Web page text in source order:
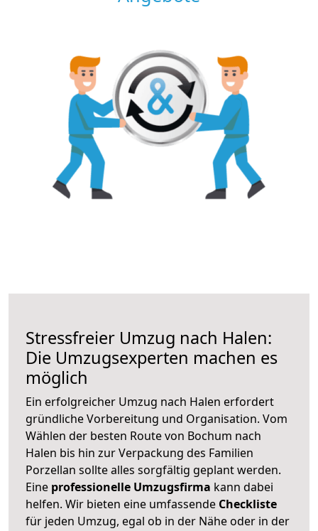
Stressfreier Umzug nach Halen:
Die Umzugsexperten machen es
möglich
Ein erfolgreicher Umzug nach Halen erfordert
gründliche Vorbereitung und Organisation. Vom
Wählen der besten Route von Bochum nach
Halen bis hin zur Verpackung des Familien
Porzellan sollte alles sorgfältig geplant werden.
Eine professionelle Umzugsfirma kann dabei
helfen. Wir bieten eine umfassende Checkliste
für jeden Umzug, egal ob in der Nähe oder in der